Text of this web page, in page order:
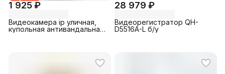
1 925 ₽
Видеокамера ip уличная,
купольная антивандальная
28 979 ₽
Видеорегистратор QH-
D5516A-L б/у